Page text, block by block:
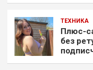
ТЕХНИКА
Плюс-
без